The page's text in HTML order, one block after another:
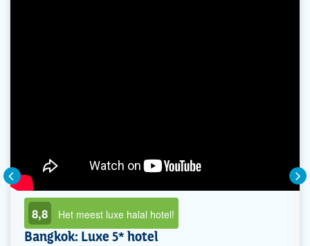
8,8 Het meest luxe halal hotel!
Bangkok: Luxe 5* hotel